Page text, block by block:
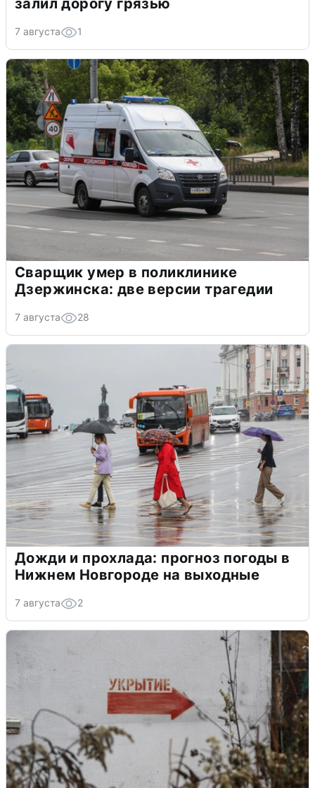
залил дорогу грязью
7 августа 1
Сварщик умер в поликлинике
Дзержинска: две версии трагедии
7 августа 28
Дожди и прохлада: прогноз погоды в
Нижнем Новгороде на выходные
7 августа 2